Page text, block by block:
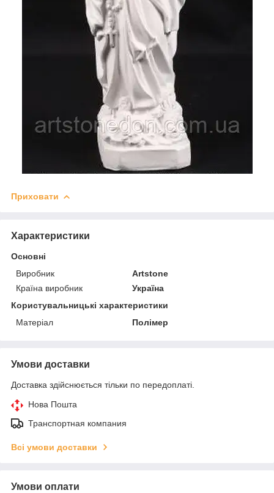
Приховати
Характеристики
Основні
Виробник
Artstone
Країна виробник
Україна
Користувальницькі характеристики
Матеріал
Полімер
Умови доставки
Доставка здійснюється тільки по передоплаті.
Нова Пошта
Транспортная компания
Всі умови доставки
Умови оплати